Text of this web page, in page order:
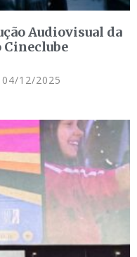
Audiovisual da
Cineclube
04/12/2025